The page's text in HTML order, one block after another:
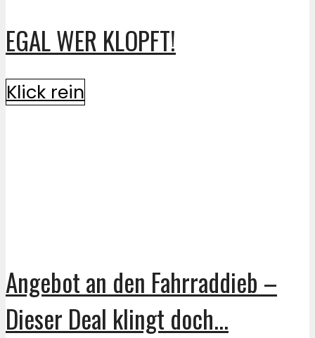
EGAL WER KLOPFT!
Klick rein
Angebot an den Fahrraddieb –
Dieser Deal klingt doch...